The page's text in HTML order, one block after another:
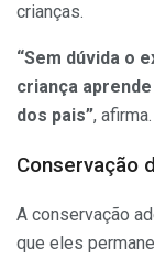
crianças.
“Sem dúvida o
criança
dos pais”, afirma.
Conservação
A conservação
que eles